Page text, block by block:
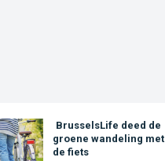
BrusselsLife deed de
groene wandeling met
de fiets